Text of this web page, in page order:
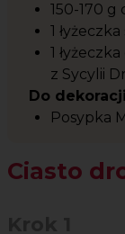
150-170
1
1
z Sycylii
Do
Posypka
Ciasto